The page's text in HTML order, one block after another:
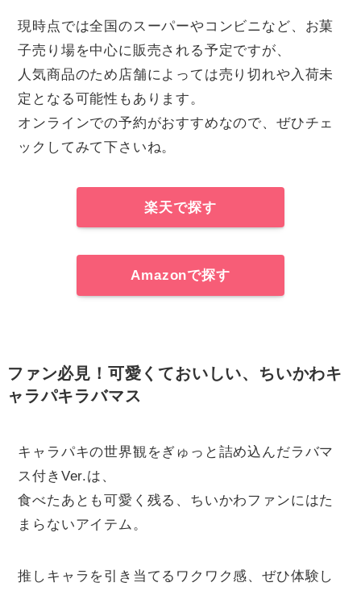
現時点では全国のスーパーやコンビニなど、お菓
子売り場を中心に販売される予定ですが、
人気商品のため店舗によっては売り切れや入荷未
定となる可能性もあります。
オンラインでの予約がおすすめなので、ぜひチェ
ックしてみて下さいね。
楽天で探す
Amazonで探す
ファン必見！可愛くておいしい、ちいかわキ
ャラパキラバマス
キャラパキの世界観をぎゅっと詰め込んだラバマ
ス付きVer.は、
食べたあとも可愛く残る、ちいかわファンにはた
まらないアイテム。
推しキャラを引き当てるワクワク感、ぜひ体験し